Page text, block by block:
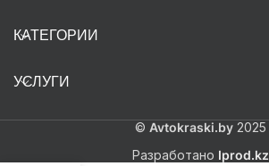
КАТЕГОРИИ
УСЛУГИ
© Avtokraski.by2025
Разработано Iprod.kz